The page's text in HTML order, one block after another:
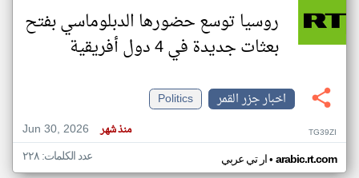
روسيا توسع حضورها الدبلوماسي بفتح
بعثات جديدة في 4 دول أفريقية
اخبار جزر القمر
Politics
Jun 30, 2026
منذ شهر TG39ZI
ار تي عربي• arabic.rt.com عدد الكلمات: ٢٢٨